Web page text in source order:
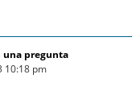
una pregunta
10:18 pm